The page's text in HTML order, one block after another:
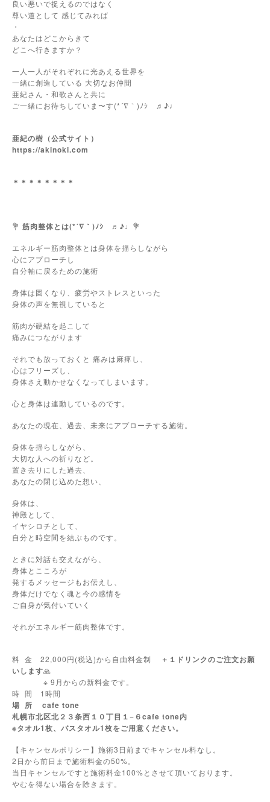
良い悪いで捉えるのではなく
尊い道として 感じてみれば
・
あなたはどこからきて
どこへ行きますか？
一人一人がそれぞれに光あえる世界を
一緒に創造している 大切なお仲間
亜紀さん・和歌さんと共に
ご一緒にお待ちしていま〜す(*´∇｀)ﾉｼ ♬♪♩
亜紀の樹（公式サイト）
https://akinoki.com
＊＊＊＊＊＊＊＊
💐 筋肉整体とは(*´∇｀)ﾉｼ ♬♪♩ 💐
エネルギー筋肉整体とは身体を揺らしながら
心にアプローチし
自分軸に戻るための施術
身体は固くなり、疲労やストレスといった
身体の声を無視していると
筋肉が硬結を起こして
痛みにつながります
それでも放っておくと 痛みは麻痺し、
心はフリーズし、
身体さえ動かせなくなってしまいます。
心と身体は連動しているのです。
あなたの現在、過去、未来にアプローチする施術。
身体を揺らしながら、
大切な人への祈りなど。
置き去りにした過去、
あなたの閉じ込めた想い、
身体は、
神殿として、
イヤシロチとして、
自分と時空間を結ぶものです。
ときに対話も交えながら、
身体とこころが
発するメッセージもお伝えし、
身体だけでなく魂と今の感情を
ご自身が気付いていく
それがエネルギー筋肉整体です。
料 金 22,000円(税込)から自由料金制
＋１ドリンクのご注文お願
いします🙏
※ 9月からの新料金です。
時 間 1時間
場 所 cafe tone
札幌市北区北２３条西１０丁目１−６cafe tone内
※タオル1枚、バスタオル1枚をご用意ください。
【キャンセルポリシー】施術3日前までキャンセル料なし。
2日から前日まで施術料金の50%。
当日キャンセルですと施術料金100%とさせて頂いております。
やむを得ない場合を除きます。